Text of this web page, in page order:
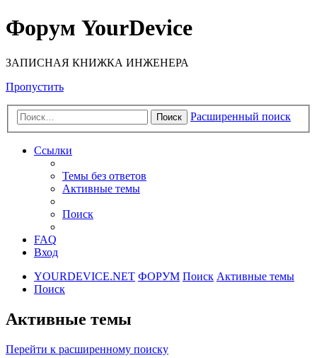
Форум YourDevice
ЗАПИСНАЯ КНИЖКА ИНЖЕНЕРА
Пропустить
Поиск Расширенный поиск
Ссылки
Темы без ответов
Активные темы
Поиск
FAQ
Вход
YOURDEVICE.NET ФОРУМ Поиск Активные темы
Поиск
Активные темы
Перейти к расширенному поиску